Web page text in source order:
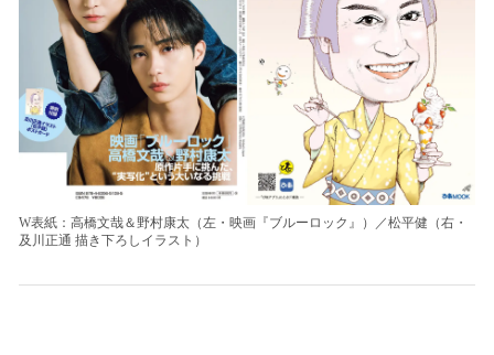
中
す
W表紙：高橋文哉＆野村康太（左・映画『ブルーロック』）／松平健（右・
及川正通 描き下ろしイラスト）